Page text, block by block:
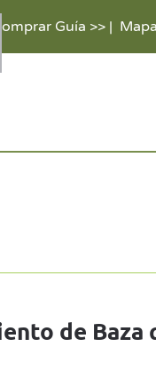
Comprar Guía >>|
de